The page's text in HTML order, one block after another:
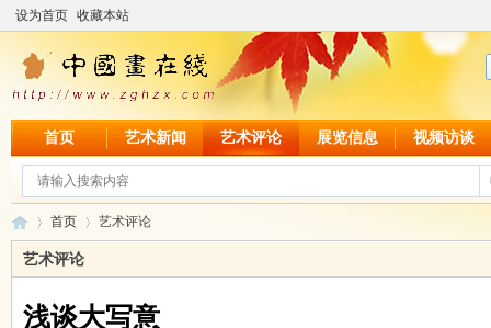
设为首页 收藏本站
首页 艺术新闻 艺术评论 展览信息 视频访谈
中 ›
首页
›
艺术评论
艺术评论
浅谈大写意